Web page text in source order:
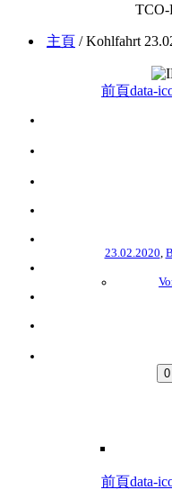
TCO-
主頁 /Kohlfahrt
前頁data-
23.02.2020
前頁data-